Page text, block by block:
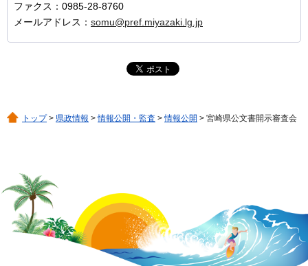
ファクス：0985-28-8760
メールアドレス： somu@pref.miyazaki.lg.jp
トップ> 県政情報 >情報公開・監査 >情報公開 > 宮崎県公文書開示審査会